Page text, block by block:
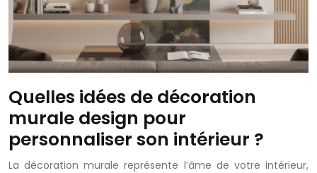
Quelles idées de décoration
murale design pour
personnaliser son intérieur ?
La décoration murale représente l’âme de votre intérieur,